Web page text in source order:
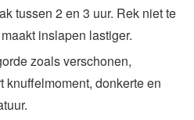
tussen 2 en 3 uur. Rek niet te
inslapen lastiger.
zoals verschonen,
donkerte en